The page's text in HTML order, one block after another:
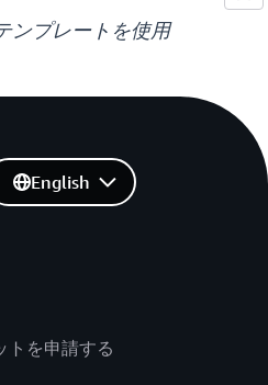
ンプレートを使用
トを申請する
English